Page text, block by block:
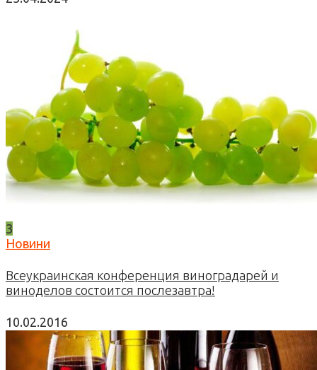
3
Новини
Всеукраинская конференция виноградарей и
виноделов состоится послезавтра!
10.02.2016